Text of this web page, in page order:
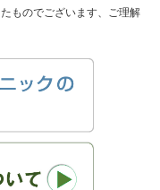
ものでございます、ご理解